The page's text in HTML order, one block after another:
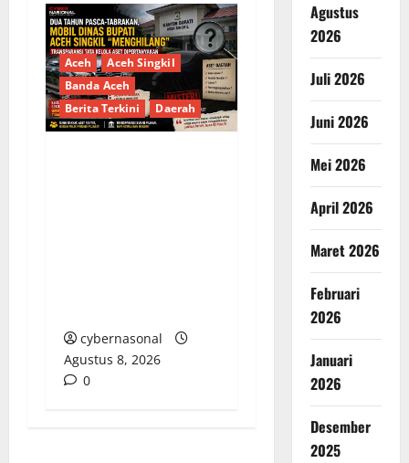
Aceh
Aceh Singkil
Banda Aceh
Berita Terkini
Daerah
cybernasonal
Agustus 8, 2026
0
Agustus
2026
Juli 2026
Juni 2026
Mei 2026
April 2026
Maret 2026
Februari
2026
Januari
2026
Desember
2025